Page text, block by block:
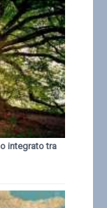
integrato tra